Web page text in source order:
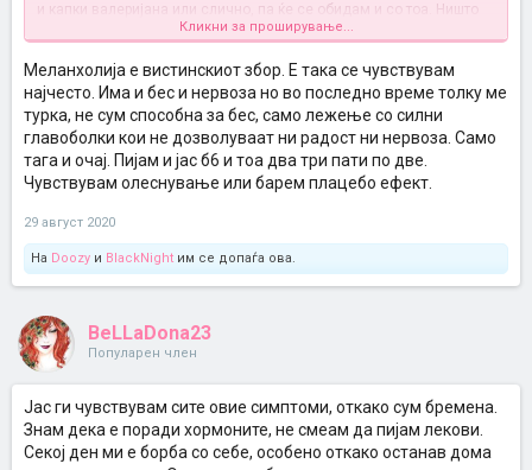
и капки валеријана или слично, па ќе се обидам и со тоа. Ништо
од наведениве не прави чуда, ама не се ни безполезни. Инаку јх
одамна многу намалено внесувам , додаден шеќер со години
воопшто, со мннноогу ретки исклучоци, еднаш во годината, ни
толку, читам буквално декларации и се останато. Што знам,
можеби е наталожена и некаква фрустрација (ретко кој нема) кој
во комбинација со хормони ми прави вистински пекол. И да, кај
мене најголем проблем е преизразената нервоза, параноја,
опсесивното средување, бес, но и меланхонија.
Кликни за проширување...
Меланхолија е вистинскиот збор. Е така се чувствувам
најчесто. Има и бес и нервоза но во последно време толку ме
турка, не сум способна за бес, само лежење со силни
главоболки кои не дозволуваат ни радост ни нервоза. Само
тага и очај. Пијам и јас б6 и тоа два три пати по две.
Чувствувам олеснување или барем плацебо ефект.
29 август 2020
На Doozy и BlackNight им се допаѓа ова.
BeLLaDona23
Популарен член
Јас ги чувствувам сите овие симптоми, откако сум бремена.
Знам дека е поради хормоните, не смеам да пијам лекови.
Секој ден ми е борба со себе, особено откако останав дома